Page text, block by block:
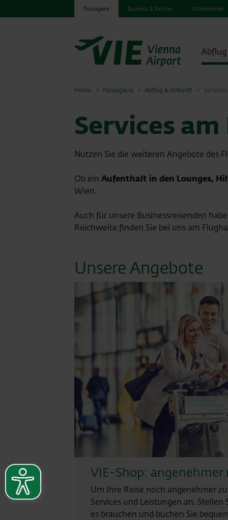
Passagiere Business & Partner Unternehmen
Home Passagiere Abflug & Ankunft
Services
Nutzen Sie die weiteren Angebote des
Ob ein Aufenthalt in den Lounges,
Wien.
Auch für unsere Businessreisenden
Reichweite finden Sie bei uns am
Unsere Angebote
VIE-Shop: angenehmer
Um Ihre Reise noch angenehmer
Services und Leistungen an.
es brauchen und buchen Sie